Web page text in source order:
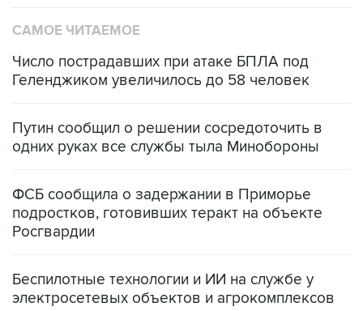
САМОЕ ЧИТАЕМОЕ
Число пострадавших при атаке БПЛА под
Геленджиком увеличилось до 58 человек
Путин сообщил о решении сосредоточить в
одних руках все службы тыла Минобороны
ФСБ сообщила о задержании в Приморье
подростков, готовивших теракт на объекте
Росгвардии
Беспилотные технологии и ИИ на службе у
электросетевых объектов и агрокомплексов